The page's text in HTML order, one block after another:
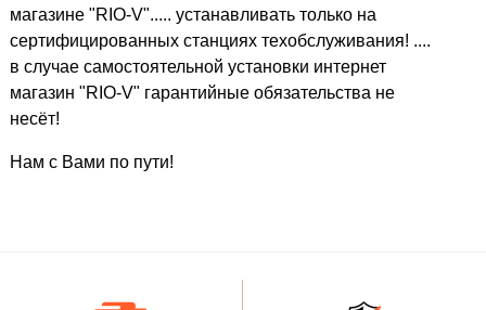
магазине "RIO-V"..... устанавливать только на
сертифицированных станциях техобслуживания! ....
в случае самостоятельной установки интернет
магазин "RIO-V" гарантийные обязательства не
несёт!
Нам с Вами по пути!